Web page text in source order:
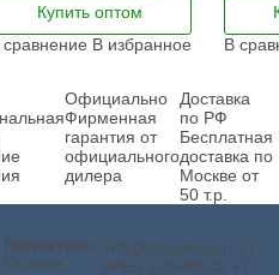
Купить оптом
сравнение В избранное
В
Официально
Фирменная
гарантия от
официального
дилера
Доставка
по РФ
Бесплатная
доставка по
Москве от
50 т.р.
Покупателю
Оплата
info@tok-shop.ru +7
(495) 120-80-02 +7